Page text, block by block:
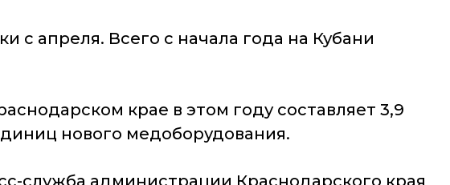
с апреля. Всего с начала года на Кубани
крае в этом году составляет 3,9
нового медоборудования.
служба администрации Краснодарского края